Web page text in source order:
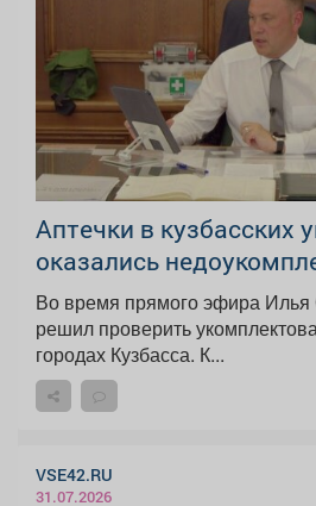
Аптечки в кузбасских
оказались
Во время прямого эфира
решил проверить
городах Кузбасса. К...
VSE42.RU
31.07.2026